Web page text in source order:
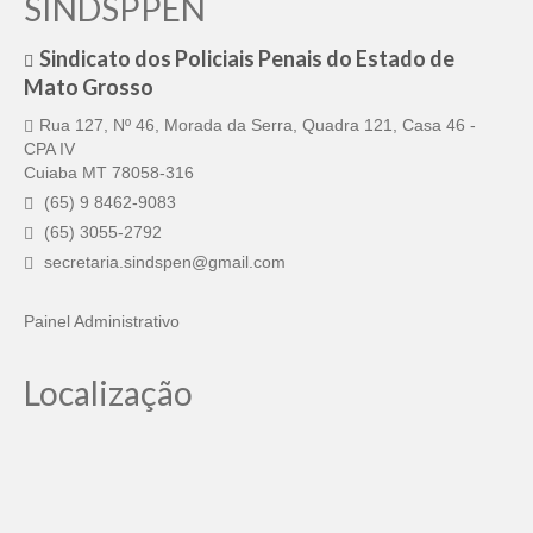
Convênios
Fale Conosco
Permutas Disponíveis
Área do Filiado
SINDSPPEN
Sindicato dos Policiais Penais do Estado de
Mato Grosso
Rua 127, Nº 46, Morada da Serra, Quadra 121, Casa 46 -
CPA IV
Cuiaba MT 78058-316
(65) 9 8462-9083
(65) 3055-2792
secretaria.sindspen@gmail.com
Painel Administrativo
Localização